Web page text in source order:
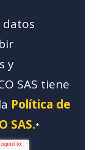
datos
y
SAS tiene
Política de
SAS.*